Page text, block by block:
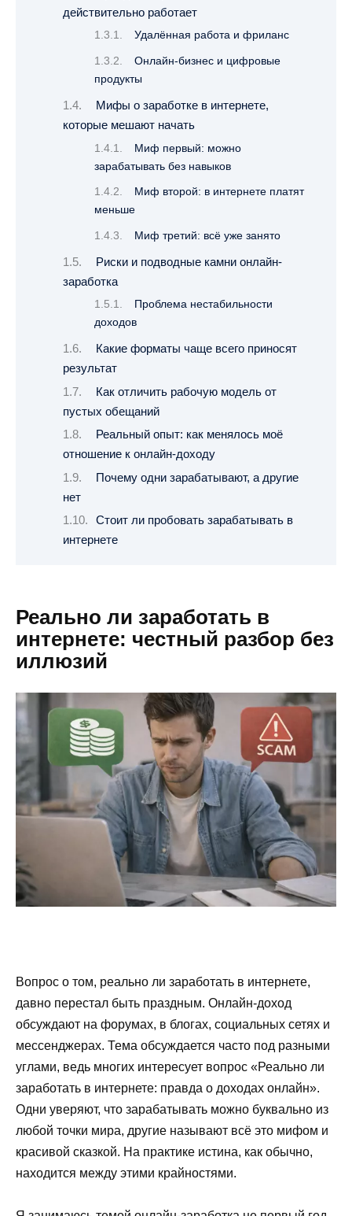
действительно работает
Удалённая работа и фриланс
Онлайн-бизнес и цифровые
продукты
Мифы о заработке в интернете,
которые мешают начать
Миф первый: можно
зарабатывать без навыков
Миф второй: в интернете платят
меньше
Миф третий: всё уже занято
Риски и подводные камни онлайн-
заработка
Проблема нестабильности
доходов
Какие форматы чаще всего приносят
результат
Как отличить рабочую модель от
пустых обещаний
Реальный опыт: как менялось моё
отношение к онлайн-доходу
Почему одни зарабатывают, а другие
нет
Стоит ли пробовать зарабатывать в
интернете
Реально ли заработать в
интернете: честный разбор без
иллюзий
Вопрос о том, реально ли заработать в интернете,
давно перестал быть праздным. Онлайн-доход
обсуждают на форумах, в блогах, социальных сетях и
мессенджерах. Тема обсуждается часто под разными
углами, ведь многих интересует вопрос «Реально ли
заработать в интернете: правда о доходах онлайн».
Одни уверяют, что зарабатывать можно буквально из
любой точки мира, другие называют всё это мифом и
красивой сказкой. На практике истина, как обычно,
находится между этими крайностями.